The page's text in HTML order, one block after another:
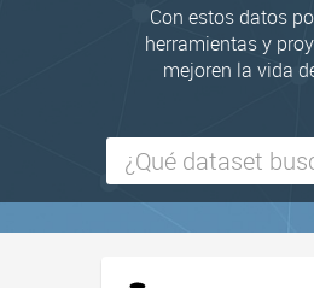
Con estos datos
herramientas y
mejoren la vida